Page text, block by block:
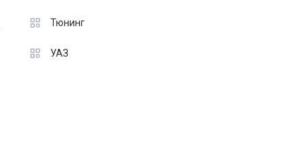
Тюнинг
УАЗ